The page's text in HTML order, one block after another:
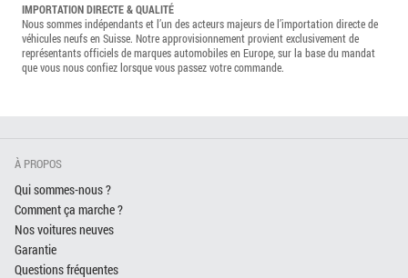
IMPORTATION DIRECTE & QUALITÉ
Nous sommes indépendants et l’un des acteurs majeurs de l’importation directe de
véhicules neufs en Suisse. Notre approvisionnement provient exclusivement de
représentants officiels de marques automobiles en Europe, sur la base du mandat
que vous nous confiez lorsque vous passez votre commande.
À PROPOS
Qui sommes-nous ?
Comment ça marche ?
Nos voitures neuves
Garantie
Questions fréquentes